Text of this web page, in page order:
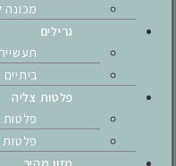
מכונה
גרילים
ביתיים
פלטות צליה
פלטות